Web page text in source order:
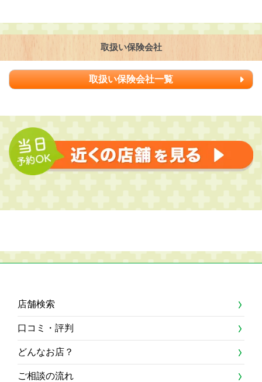
取扱い保険会社
取扱い保険会社一覧
店舗検索
口コミ・評判
どんなお店？
ご相談の流れ